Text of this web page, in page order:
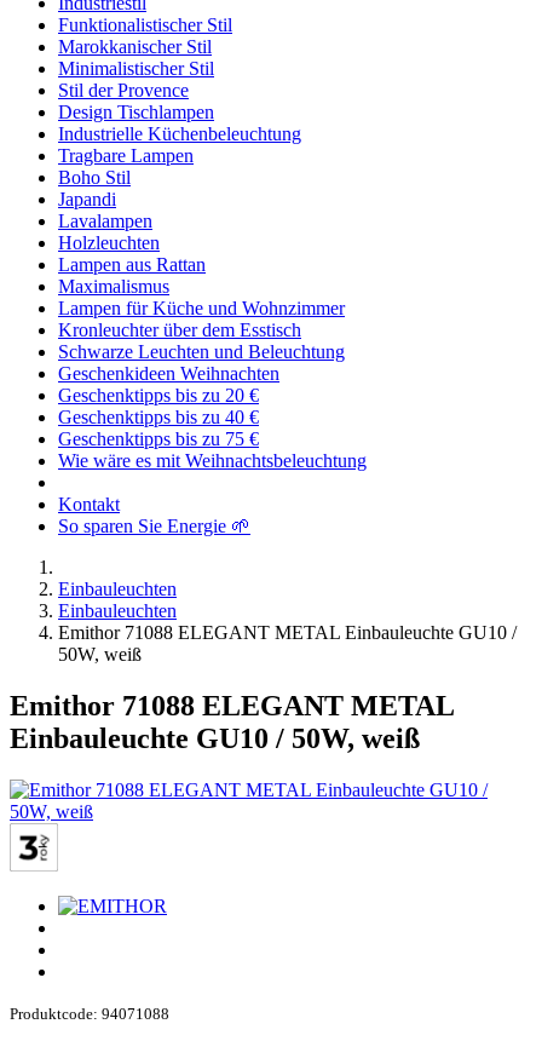
Funktionalistischer Stil
Marokkanischer Stil
Minimalistischer Stil
Stil der Provence
Design Tischlampen
Industrielle Küchenbeleuchtung
Tragbare Lampen
Boho Stil
Japandi
Lavalampen
Holzleuchten
Lampen aus Rattan
Maximalismus
Lampen für Küche und Wohnzimmer
Kronleuchter über dem Esstisch
Schwarze Leuchten und Beleuchtung
Geschenkideen Weihnachten
Geschenktipps bis zu 20 €
Geschenktipps bis zu 40 €
Geschenktipps bis zu 75 €
Wie wäre es mit Weihnachtsbeleuchtung
Kontakt
So sparen Sie Energie 🌱
Einbauleuchten
Einbauleuchten
Emithor 71088 ELEGANT METAL Einbauleuchte GU10 /
50W, weiß
Emithor 71088 ELEGANT METAL
Einbauleuchte GU10 / 50W, weiß
Produktcode: 94071088